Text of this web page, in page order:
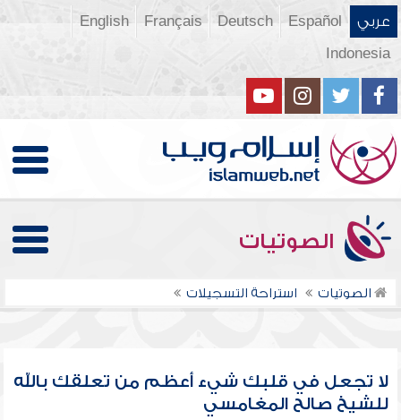
عربي Español
Deutsch
Français
English
Indonesia
الصوتيات
الصوتيات استراحة التسجيلات
لا تجعل في قلبك شيء أعظم من تعلقك بالله
للشيخ صالح المغامسي